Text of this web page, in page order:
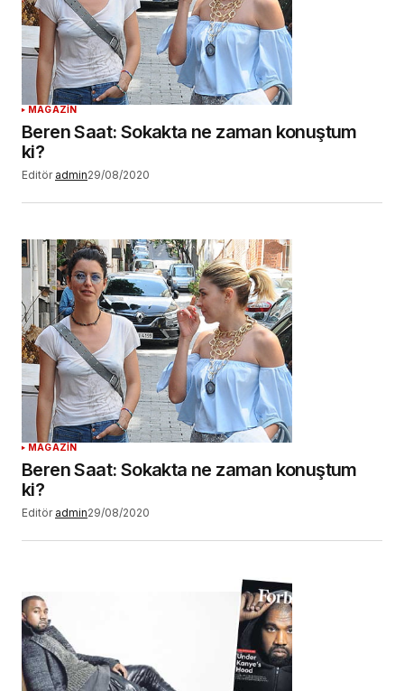
YORUM GÖNDER
MAGAZİN
Beren Saat: Sokakta ne zaman konuştum
ki?
Editör admin29/08/2020
MAGAZİN
Beren Saat: Sokakta ne zaman konuştum
ki?
Editör admin29/08/2020